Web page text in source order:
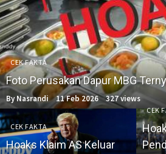
CEK FAKTA
Foto Perusakan Dapur MBG
By Nasrandi 11 Feb 2026 327 views
CEK FAKTA
Hoaks Klaim AS Keluar
CEK